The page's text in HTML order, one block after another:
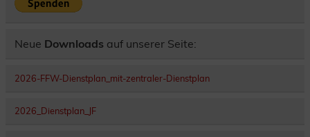
Neue Downloads auf unserer Seite:
2026-FFW-Dienstplan_mit-zentraler-Dienstplan
2026_Dienstplan_JF